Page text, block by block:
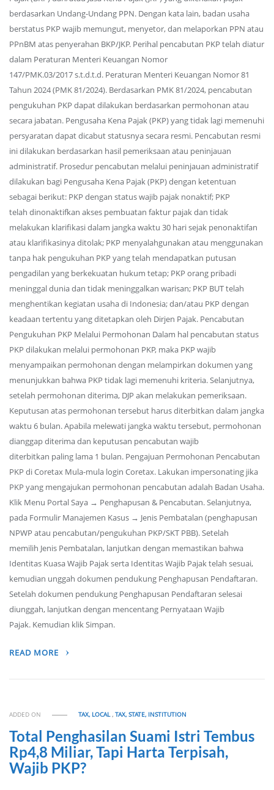
berdasarkan Undang-Undang PPN. Dengan kata lain, badan usaha
berstatus PKP wajib memungut, menyetor, dan melaporkan PPN atau
PPnBM atas penyerahan BKP/JKP. Perihal pencabutan PKP telah diatur
dalam Peraturan Menteri Keuangan Nomor
147/PMK.03/2017 s.t.d.t.d. Peraturan Menteri Keuangan Nomor 81
Tahun 2024 (PMK 81/2024). Berdasarkan PMK 81/2024, pencabutan
pengukuhan PKP dapat dilakukan berdasarkan permohonan atau
secara jabatan. Pengusaha Kena Pajak (PKP) yang tidak lagi memenuhi
persyaratan dapat dicabut statusnya secara resmi. Pencabutan resmi
ini dilakukan berdasarkan hasil pemeriksaan atau peninjauan
administratif. Prosedur pencabutan melalui peninjauan administratif
dilakukan bagi Pengusaha Kena Pajak (PKP) dengan ketentuan
sebagai berikut: PKP dengan status wajib pajak nonaktif; PKP
telah dinonaktifkan akses pembuatan faktur pajak dan tidak
melakukan klarifikasi dalam jangka waktu 30 hari sejak penonaktifan
atau klarifikasinya ditolak; PKP menyalahgunakan atau menggunakan
tanpa hak pengukuhan PKP yang telah mendapatkan putusan
pengadilan yang berkekuatan hukum tetap; PKP orang pribadi
meninggal dunia dan tidak meninggalkan warisan; PKP BUT telah
menghentikan kegiatan usaha di Indonesia; dan/atau PKP dengan
keadaan tertentu yang ditetapkan oleh Dirjen Pajak. Pencabutan
Pengukuhan PKP Melalui Permohonan Dalam hal pencabutan status
PKP dilakukan melalui permohonan PKP, maka PKP wajib
menyampaikan permohonan dengan melampirkan dokumen yang
menunjukkan bahwa PKP tidak lagi memenuhi kriteria. Selanjutnya,
setelah permohonan diterima, DJP akan melakukan pemeriksaan.
Keputusan atas permohonan tersebut harus diterbitkan dalam jangka
waktu 6 bulan. Apabila melewati jangka waktu tersebut, permohonan
dianggap diterima dan keputusan pencabutan wajib
diterbitkan paling lama 1 bulan. Pengajuan Permohonan Pencabutan
PKP di Coretax Mula-mula login Coretax. Lakukan impersonating jika
PKP yang mengajukan permohonan pencabutan adalah Badan Usaha.
Klik Menu Portal Saya → Penghapusan & Pencabutan. Selanjutnya,
pada Formulir Manajemen Kasus → Jenis Pembatalan (penghapusan
NPWP atau pencabutan/pengukuhan PKP/SKT PBB). Setelah
memilih Jenis Pembatalan, lanjutkan dengan memastikan bahwa
Identitas Kuasa Wajib Pajak serta Identitas Wajib Pajak telah sesuai,
kemudian unggah dokumen pendukung Penghapusan Pendaftaran.
Setelah dokumen pendukung Penghapusan Pendaftaran selesai
diunggah, lanjutkan dengan mencentang Pernyataan Wajib
Pajak. Kemudian klik Simpan.
READ MORE
ADDED ON TAX, LOCAL,TAX, STATE, INSTITUTION
Total Penghasilan Suami Istri Tembus
Rp4,8 Miliar, Tapi Harta Terpisah,
Wajib PKP?